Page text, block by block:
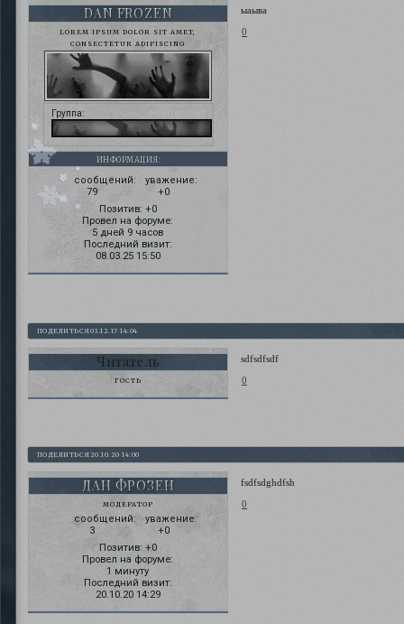
DAN FROZEN
LOREM IPSUM DOLOR SIT AMET,
CONSECTETUR ADIPISCING
Группа:
ИНФОРМАЦИЯ:
сообщений:
79
уважение:
+0
Позитив: +0
Провел на форуме:
5 дней 9 часов
Последний визит:
08.03.25 15:50
ыаыва
0
ПОДЕЛИТЬСЯ03.12.17 14:04
Читатель
ГОСТЬ
sdfsdfsdf
0
ПОДЕЛИТЬСЯ20.10.20 14:00
ДАН ФРОЗЕН
МОДЕРАТОР
сообщений:
3
уважение:
+0
Позитив: +0
Провел на форуме:
1 минуту
Последний визит:
20.10.20 14:29
fsdfsdghdfsh
0